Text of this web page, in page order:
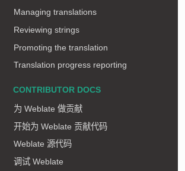
Managing translations
Reviewing strings
Promoting the translation
Translation progress reporting
CONTRIBUTOR DOCS
为 Weblate 做贡献
开始为 Weblate 贡献代码
Weblate 源代码
调试 Weblate